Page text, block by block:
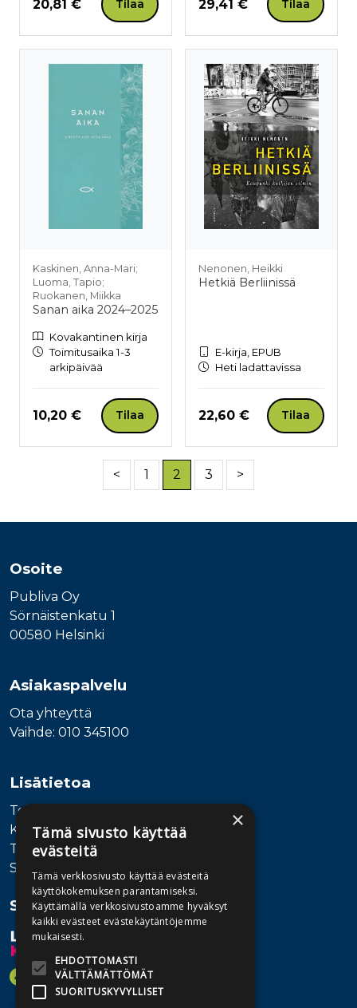
Hinta nyt
20,81 € Tilaa Hinta nyt
29,41 € Tilaa
Kaskinen, Anna-Mari;
Luoma, Tapio;
Ruokanen, Miikka
Sanan aika 2024–2025
Kovakantinen kirja
Toimitusaika 1-3
arkipäivää
Hinta nyt
10,20 € Tilaa
Nenonen, Heikki
Hetkiä Berliinissä
E-kirja, EPUB
Heti ladattavissa
Hinta nyt
22,60 € Tilaa
< 1 2 3 >
Osoite
Publiva Oy
Sörnäistenkatu 1
00580 Helsinki
Asiakaspalvelu
Ota yhteyttä
Vaihde: 010 345100
Lisätietoa
Toimitusehdot
Käyttöohjeet
Tietosuojaseloste
Saavutettavuusseloste
Seuraa meitä
×
Tämä sivusto käyttää
evästeitä
Tämä verkkosivusto käyttää evästeitä
käyttökokemuksen parantamiseksi.
Käyttämällä verkkosivustoamme hyväksyt
kaikki evästeet evästekäytäntöjemme
mukaisesti.
EHDOTTOMASTI
VÄLTTÄMÄTTÖMÄT
SUORITUSKYVYLLISET